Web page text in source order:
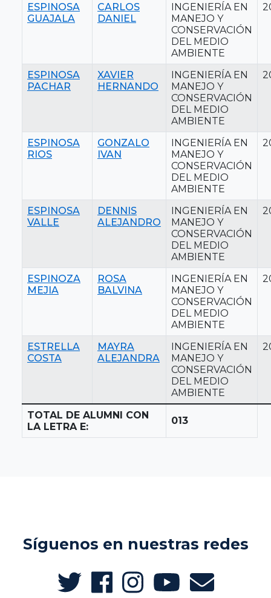
ESPINOSA
GUAJALA
CARLOS
DANIEL
INGENIERÍA EN
MANEJO Y
CONSERVACIÓN
DEL MEDIO
AMBIENTE
ESPINOSA
PACHAR
XAVIER
HERNANDO
INGENIERÍA EN
MANEJO Y
CONSERVACIÓN
DEL MEDIO
AMBIENTE
ESPINOSA
RIOS
GONZALO
IVAN
INGENIERÍA EN
MANEJO Y
CONSERVACIÓN
DEL MEDIO
AMBIENTE
ESPINOSA
VALLE
DENNIS
ALEJANDRO
INGENIERÍA EN
MANEJO Y
CONSERVACIÓN
DEL MEDIO
AMBIENTE
ESPINOZA
MEJIA
ROSA
BALVINA
INGENIERÍA EN
MANEJO Y
CONSERVACIÓN
DEL MEDIO
AMBIENTE
ESTRELLA
COSTA
MAYRA
ALEJANDRA
INGENIERÍA EN
MANEJO Y
CONSERVACIÓN
DEL MEDIO
AMBIENTE
TOTAL DE ALUMNI CON
LA LETRA E:
013
Síguenos en nuestras redes